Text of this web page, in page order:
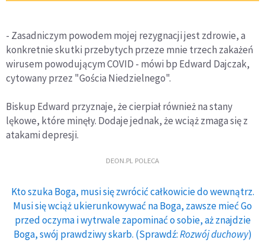
- Zasadniczym powodem mojej rezygnacji jest zdrowie, a
konkretnie skutki przebytych przeze mnie trzech zakażeń
wirusem powodującym COVID - mówi bp Edward Dajczak,
cytowany przez "Gościa Niedzielnego".
Biskup Edward przyznaje, że cierpiał również na stany
lękowe, które minęły. Dodaje jednak, że wciąż zmaga się z
atakami depresji.
DEON.PL POLECA
Kto szuka Boga, musi się zwrócić całkowicie do wewnątrz.
Musi się wciąż ukierunkowywać na Boga, zawsze mieć Go
przed oczyma i wytrwale zapominać o sobie, aż znajdzie
Boga, swój prawdziwy skarb. (Sprawdź:Rozwój duchowy)